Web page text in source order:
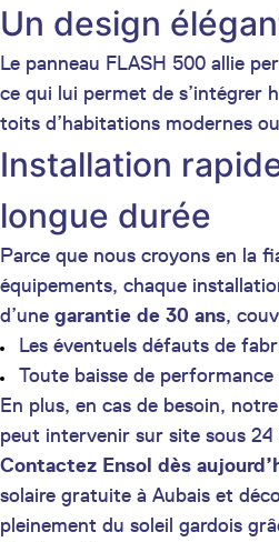
Un design
Le panneau FLASH 500 allie
ce qui lui permet de s’intégrer
toits d’habitations modernes
Installation
longue durée
Parce que nous croyons en la
équipements, chaque
d’une garantie de 30 ans,
Les éventuels défauts de
Toute baisse de
En plus, en cas de besoin,
peut intervenir sur site sous 24
Contactez Ensol dès
solaire gratuite à Aubais et
pleinement du soleil gardois